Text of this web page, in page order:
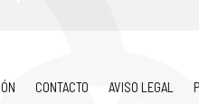
CONTACTO AVISO LEGAL